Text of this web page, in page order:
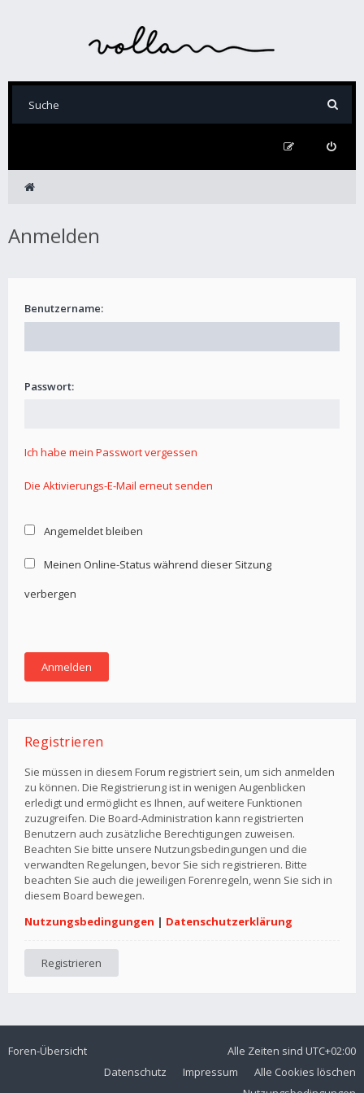
Anmelden
Benutzername:
Passwort:
Ich habe mein Passwort vergessen
Die Aktivierungs-E-Mail erneut senden
Angemeldet bleiben
Meinen Online-Status während dieser Sitzung
verbergen
Registrieren
Sie müssen in diesem Forum registriert sein, um sich anmelden
zu können. Die Registrierung ist in wenigen Augenblicken
erledigt und ermöglicht es Ihnen, auf weitere Funktionen
zuzugreifen. Die Board-Administration kann registrierten
Benutzern auch zusätzliche Berechtigungen zuweisen.
Beachten Sie bitte unsere Nutzungsbedingungen und die
verwandten Regelungen, bevor Sie sich registrieren. Bitte
beachten Sie auch die jeweiligen Forenregeln, wenn Sie sich in
diesem Board bewegen.
Nutzungsbedingungen | Datenschutzerklärung
Registrieren
Foren-Übersicht Alle Zeiten sind UTC+02:00
Alle Cookies löschen
Impressum
Datenschutz